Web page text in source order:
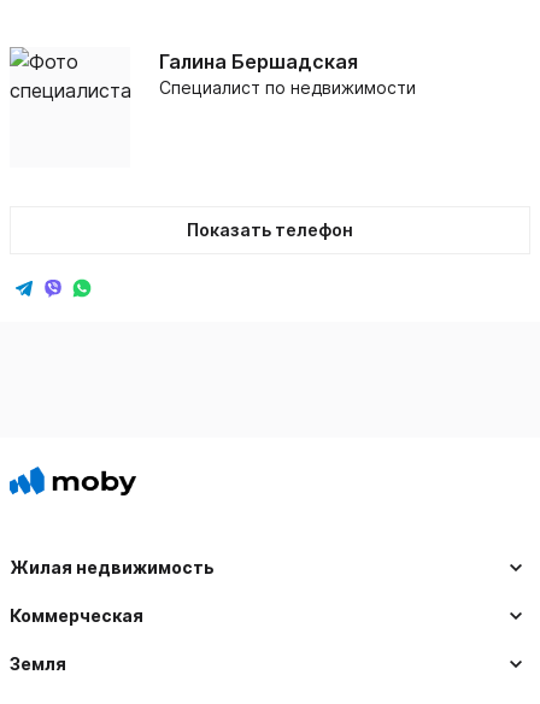
Галина Бершадская
Специалист по недвижимости
Показать телефон
Жилая недвижимость
Коммерческая
Земля